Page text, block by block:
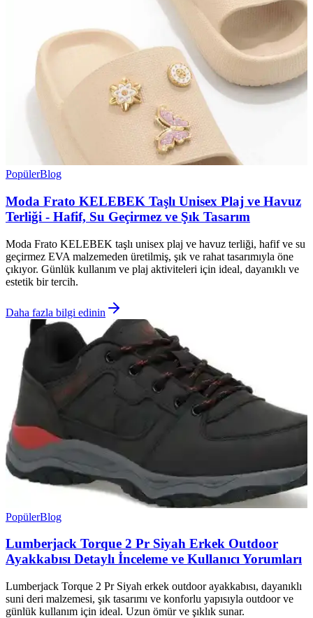
PopülerBlog
Moda Frato KELEBEK Taşlı Unisex Plaj ve Havuz
Terliği - Hafif, Su Geçirmez ve Şık Tasarım
Moda Frato KELEBEK taşlı unisex plaj ve havuz terliği, hafif ve su
geçirmez EVA malzemeden üretilmiş, şık ve rahat tasarımıyla öne
çıkıyor. Günlük kullanım ve plaj aktiviteleri için ideal, dayanıklı ve
estetik bir tercih.
Daha fazla bilgi edinin
PopülerBlog
Lumberjack Torque 2 Pr Siyah Erkek Outdoor
Ayakkabısı Detaylı İnceleme ve Kullanıcı Yorumları
Lumberjack Torque 2 Pr Siyah erkek outdoor ayakkabısı, dayanıklı
suni deri malzemesi, şık tasarımı ve konforlu yapısıyla outdoor ve
günlük kullanım için ideal. Uzun ömür ve şıklık sunar.